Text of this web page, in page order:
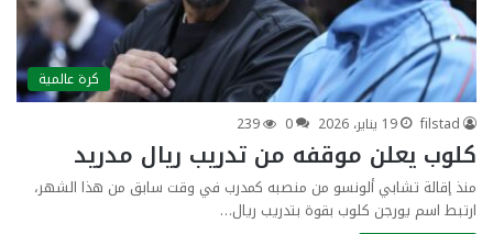
كرة عالمية
filstad
19 يناير، 2026 0
239
كلوب يعلن موقفه من تدريب ريال مدريد
منذ إقالة تشابي ألونسو من منصبه كمدرب في وقت سابق من هذا الشهر،
ارتبط اسم يورجن كلوب بقوة بتدريب ريال…